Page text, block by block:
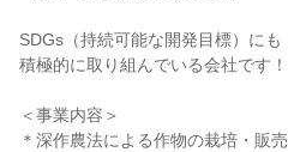
SDGs（持続可能な開発目標）にも
積極的に取り組んでいる会社です！
＜事業内容＞
＊深作農法による作物の栽培・販売